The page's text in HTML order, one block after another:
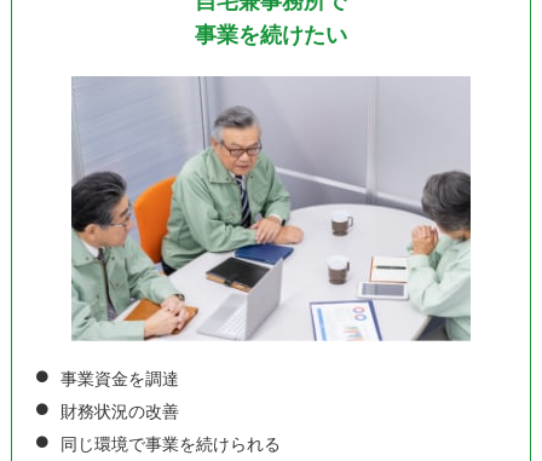
事業を続けたい
事業資金を調達
財務状況の改善
同じ環境で事業を続けられる